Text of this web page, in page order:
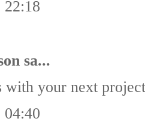
22:18
sa...
with your next
04:40